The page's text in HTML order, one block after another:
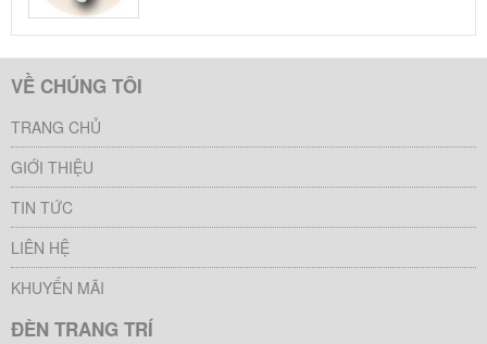
VỀ CHÚNG TÔI
TRANG CHỦ
GIỚI THIỆU
TIN TỨC
LIÊN HỆ
KHUYẾN MÃI
ĐÈN TRANG TRÍ